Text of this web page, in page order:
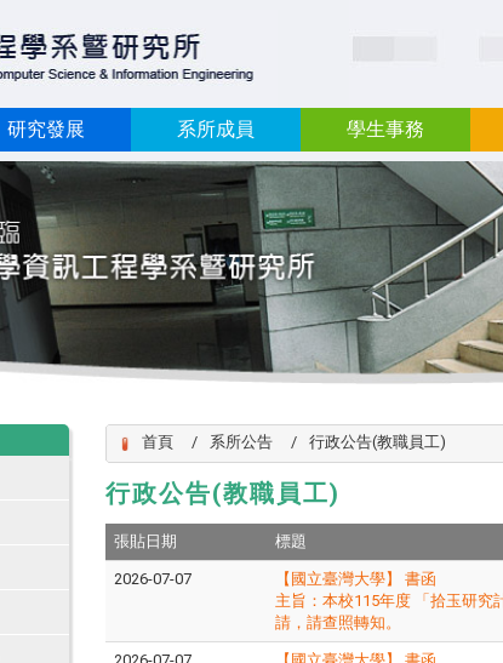
研究發展 系所成員 學生事務
首頁 系所公告 行政公告(教職員工)
行政公告(教職員工)
張貼日期 標題
2026-07-07
【國立臺灣大學】 書函
主旨：​本校115年度 「拾玉研究
請，請查照轉知。